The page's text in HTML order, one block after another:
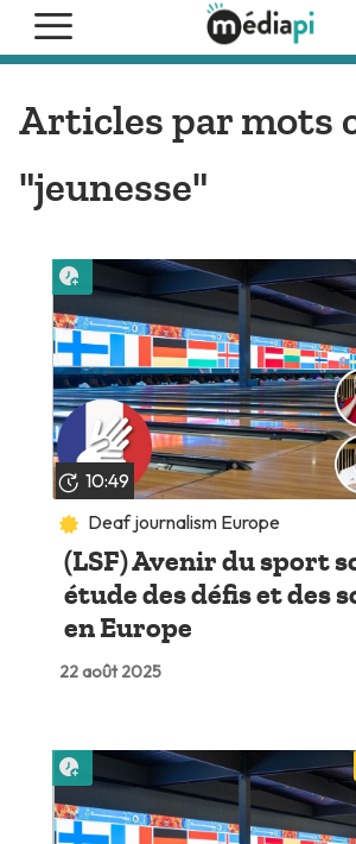
Articles par mots
"jeunesse"
10:49
Deaf journalism Europe
(LSF) Avenir du sport
étude des défis et des
en Europe
22 août 2025
Lire plus tard
Lire plus tard